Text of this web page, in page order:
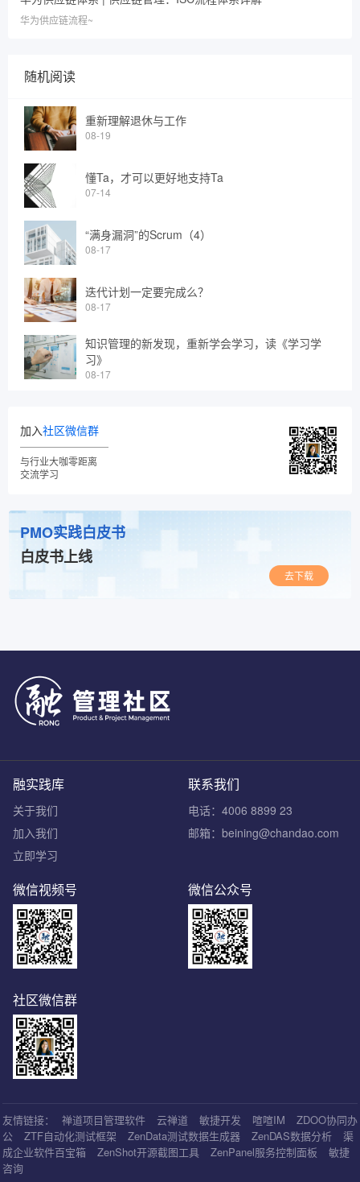
华为供应链流程~
随机阅读
重新理解退休与工作
08-19
懂Ta，才可以更好地支持Ta
07-14
“满身漏洞”的Scrum（4）
08-17
迭代计划一定要完成么？
08-17
知识管理的新发现，重新学会学习，读《学习学
习》
08-17
加入社区微信群
与行业大咖零距离
交流学习
PMO实践白皮书
白皮书上线
去下载
联系我们
电话：4006 8899 23
邮箱：beining@chandao.com
融实践库
关于我们
加入我们
立即学习
微信公众号
微信视频号
社区微信群
友情链接： 禅道项目管理软件 云禅道 敏捷开发 喧喧IM
ZDOO协同办
公
ZTF自动化测试框架 ZenData测试数据生成器 ZenDAS数据分析
渠
成企业软件百宝箱
ZenShot开源截图工具 ZenPanel服务控制面板
敏捷
咨询